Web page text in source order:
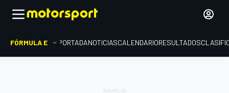
FÓRMULA E PORTADANOTICIASCALENDARIORESULTADOS